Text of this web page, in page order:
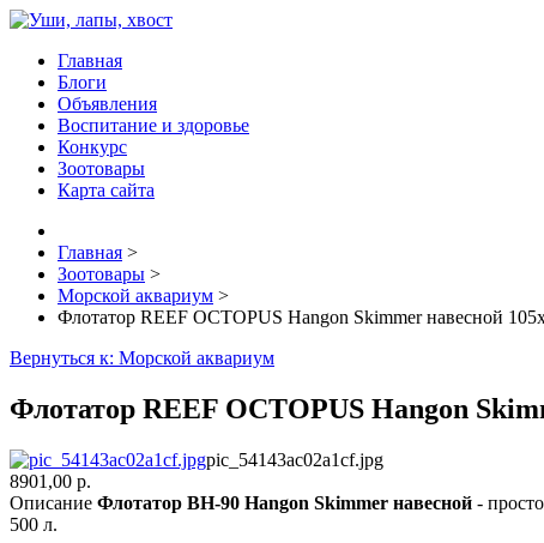
Главная
Блоги
Объявления
Воспитание и здоровье
Конкурс
Зоотовары
Карта сайта
Главная >
Зоотовары >
Морской аквариум >
Флотатор REEF OCTOPUS Hangon Skimmer навесной
Вернуться к: Морской аквариум
Флотатор REEF OCTOPUS Hangon
pic_54143ac02a1cf.jpg
8901,00 р.
Описание Флотатор BH-90 Hangon Skimmer навесной -
500 л.